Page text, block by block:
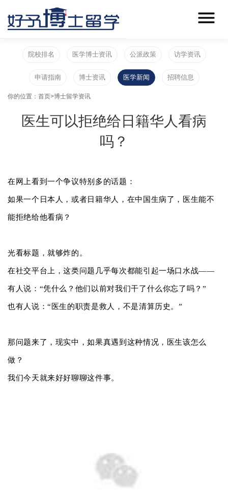
院校排名 医学博士资讯 公派政策 访学资讯
申请指南 博士资讯 医学新闻 招聘信息
你的位置： 首页>博士留学资讯
医生可以拒绝给日籍华人看病
吗？
在网上看到一个争议特别多的话题：
如果一个日本人，或者日籍华人，在中国生病了，医生能不
能拒绝给他看病？
光看标题，就够炸的。
在社交平台上，这类问题几乎每次都能引起一场口水战——
有人说：“凭什么？他们以前对我们干了什么你忘了吗？”
也有人说：“医生的职责是救人，不是清算历史。”
那问题来了，现实中，如果真遇到这种情况，医生该怎么
做？
我们今天就来好好聊聊这件事。